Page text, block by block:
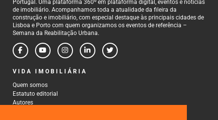
Portugal. Uma plataforma 360º em plataforma digital, eventos e notícias
de imobiliário. Acompanhamos toda a atualidade da fileira da
construção e imobiliário, com especial destaque às principais cidades de
Lisboa e Porto com quem organizamos os eventos de referência –
Semana da Reabilitação Urbana.
VIDA IMOBILIÁRIA
Quem somos
Estatuto editorial
Autores